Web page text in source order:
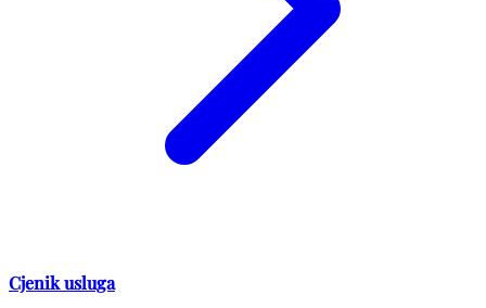
Cjenik usluga